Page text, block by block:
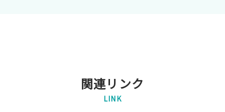
関連リンク
LINK